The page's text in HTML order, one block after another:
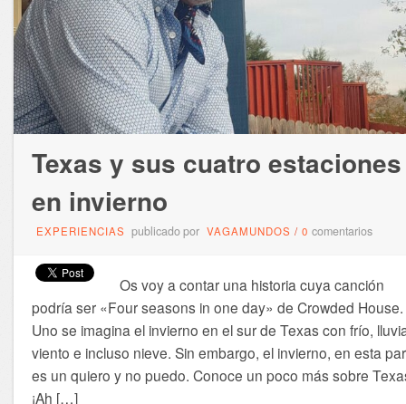
Texas y sus cuatro estaciones
en invierno
EXPERIENCIAS publicado por VAGAMUNDOS / 0 comentarios
Os voy a contar una historia cuya canción
podría ser «Four seasons in one day» de Crowded House.
Uno se imagina el invierno en el sur de Texas con frío,
viento e incluso nieve. Sin embargo, el invierno, en esta
es un quiero y no puedo. Conoce un poco más sobre
¡Ah […]